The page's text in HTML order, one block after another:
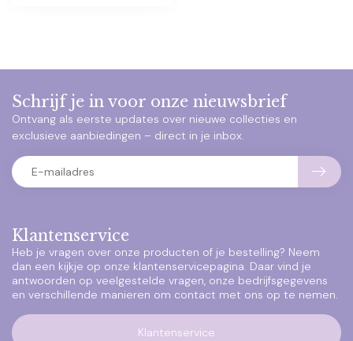
Klantenservice
Heb je vragen over onze producten of je bestelling? Neem
dan een kijkje op onze klantenservicepagina. Daar vind je
antwoorden op veelgestelde vragen, onze bedrijfsgegevens
en verschillende manieren om contact met ons op te nemen.
Klantenservice
Schrijf je in voor onze nieuwsbrief
Ontvang als eerste updates over nieuwe collecties en
exclusieve aanbiedingen – direct in je inbox.